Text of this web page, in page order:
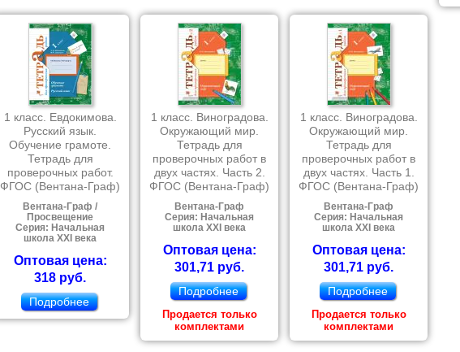
1 класс. Евдокимова.
Русский язык.
Обучение грамоте.
Тетрадь для
проверочных работ.
ФГОС (Вентана-Граф)
Вентана-Граф /
Просвещение
Серия: Начальная
школа XXI века
Оптовая цена:
318 руб.
Подробнее
1 класс. Виноградова.
Окружающий мир.
Тетрадь для
проверочных работ в
двух частях. Часть 2.
ФГОС (Вентана-Граф)
Вентана-Граф
Серия: Начальная
школа XXI века
Оптовая цена:
301,71 руб.
Подробнее
Продается только
комплектами
1 класс. Виноградова.
Окружающий мир.
Тетрадь для
проверочных работ в
двух частях. Часть 1.
ФГОС (Вентана-Граф)
Вентана-Граф
Серия: Начальная
школа XXI века
Оптовая цена:
301,71 руб.
Подробнее
Продается только
комплектами